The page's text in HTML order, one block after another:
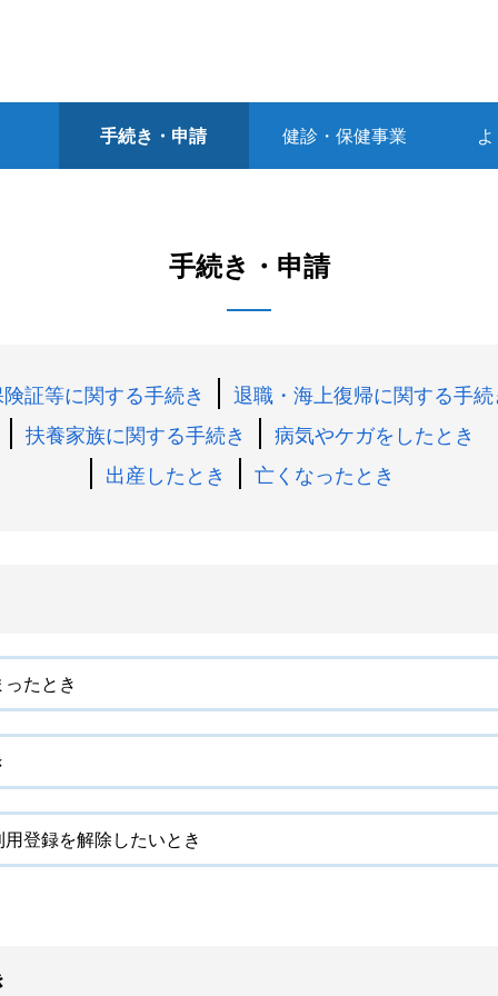
手続き・申請 健診・保健事業
手続き・申請
証等に関する手続き
退職・海上復帰に関する手
扶養家族に関する手続き
病気やケガをしたとき
出産したとき
亡くなったとき
たとき
登録を解除したいとき